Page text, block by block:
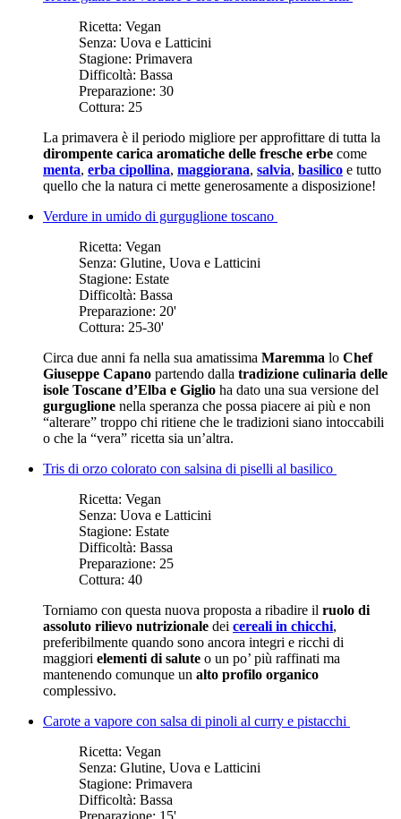
Ricetta: Vegan
Senza: Uova e Latticini
Stagione: Primavera
Difficoltà: Bassa
Preparazione: 30
Cottura: 25
La primavera è il periodo migliore per approfittare di tutta la
dirompente carica aromatiche delle fresche erbe come
menta, erba cipollina, maggiorana, salvia, basilico e tutto
quello che la natura ci mette generosamente a disposizione!
Verdure in umido di gurguglione toscano
Ricetta: Vegan
Senza: Glutine, Uova e Latticini
Stagione: Estate
Difficoltà: Bassa
Preparazione: 20'
Cottura: 25-30'
Circa due anni fa nella sua amatissima Maremma lo Chef
Giuseppe Capano partendo dalla tradizione culinaria delle
isole Toscane d’Elba e Giglio ha dato una sua versione del
gurguglione nella speranza che possa piacere ai più e non
“alterare” troppo chi ritiene che le tradizioni siano intoccabili
o che la “vera” ricetta sia un’altra.
Tris di orzo colorato con salsina di piselli al basilico
Ricetta: Vegan
Senza: Uova e Latticini
Stagione: Estate
Difficoltà: Bassa
Preparazione: 25
Cottura: 40
Torniamo con questa nuova proposta a ribadire il ruolo di
assoluto rilievo nutrizionale dei cereali in chicchi,
preferibilmente quando sono ancora integri e ricchi di
maggiori elementi di salute o un po’ più raffinati ma
mantenendo comunque un alto profilo organico
complessivo.
Carote a vapore con salsa di pinoli al curry e pistacchi
Ricetta: Vegan
Senza: Glutine, Uova e Latticini
Stagione: Primavera
Difficoltà: Bassa
Preparazione: 15'